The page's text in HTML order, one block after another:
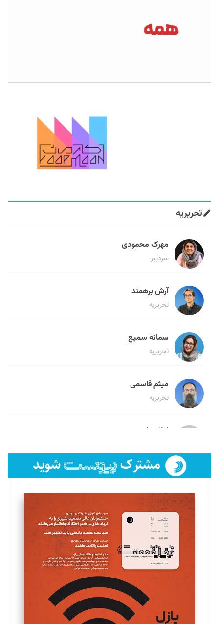
تحریریه
مهرک محمودی
سردبیر
آرش برهمند
تحریریه
سمانه سمیع
تحریریه
میثم قاسمی
تحریریه
لیلا حنارود
فائزه فتحی رستمی
تحریریه
سروش کرمیان
تحریریه
مینا پاکدل
یسنا امان‌پور